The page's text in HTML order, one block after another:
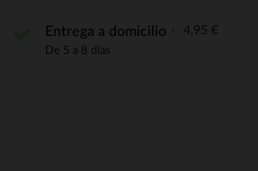
Entrega a domicilio 4,95 €
De 5 a 8 días